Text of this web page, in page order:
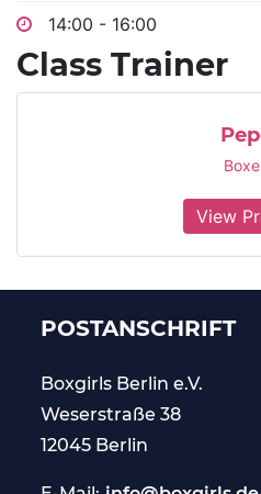
14:00 - 16:00
Class Trainer
View
POSTANSCHRIFT
Boxgirls Berline.V.
Weserstraße 38
12045 Berlin